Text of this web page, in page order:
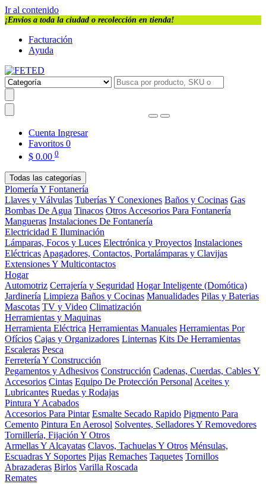
Ir al contenido
¡Envios a toda la ciudad o recolección en tienda!
Facturación
Ayuda
Cuenta Ingresar
Favoritos 0
$ 0.00 0
Todas las categorías
Plomería Y Fontanería
Llaves y Válvulas Tuberías Y Conexiones Baños y Cocinas Gas
Bombas De Agua Tinacos Otros Accesorios Para Fontanería
Mangueras Instalaciones De Fontanería
Electricidad E Iluminación
Lámparas, Focos y Luces Electrónica y Proyectos Instalaciones
Eléctricas Apagadores, Contactos, Portalámparas y Clavijas
Extensiones Y Multicontactos
Hogar
Automotriz Cerrajería y Seguridad Hogar Inteligente (Domótica)
Jardinería Limpieza Baños y Cocinas Manualidades Pilas y Baterias
Mascotas TV y Video Climatización
Herramientas y Maquinas
Herramienta Eléctrica Herramientas Manuales Herramientas Por
Ofícios Cajas y Organizadores Linternas Kits De Herramientas
Escaleras Pesca
Ferretería Y Construcción
Pegamentos y Adhesivos Construcción Cadenas, Cuerdas, Cables Y
Accesorios Cintas Equipo De Protección Personal Aceites y
Lubricantes Ruedas y Rodajas
Pintura Y Acabados
Accesorios Para Pintar Esmalte Secado Rapido Pigmento Para
Cemento Pintura En Aerosol Solventes, Selladores Y Removedores
Tornillería, Fijación Y Otros
Armellas Y Alcayatas Clavos, Tachuelas Y Otros Ménsulas,
Escuadras Y Soportes Pijas Remaches Taquetes Tornillos
Abrazaderas Birlos Varilla Roscada
Remates